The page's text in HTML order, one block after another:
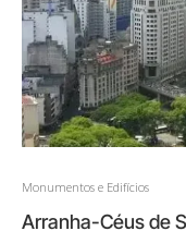
Monumentos e Edifícios
Arranha-Céus de